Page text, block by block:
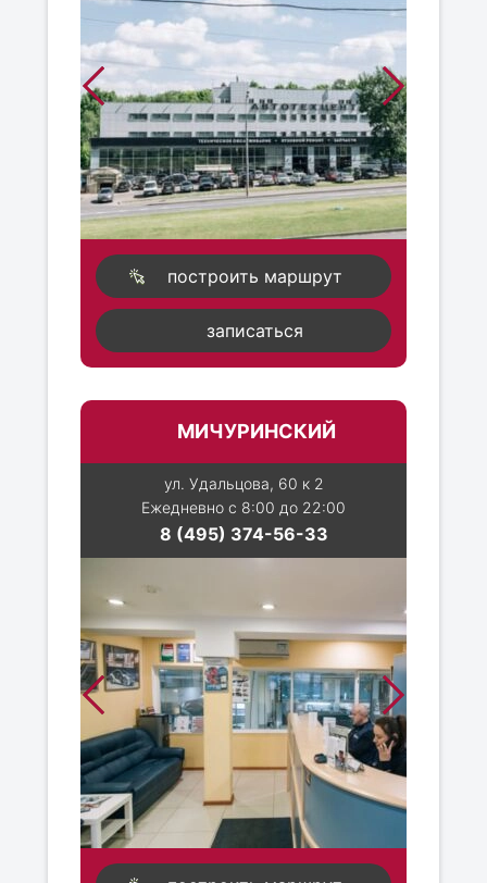
построить маршрут
записаться
МИЧУРИНСКИЙ
ул. Удальцова, 60 к 2
Ежедневно с 8:00 до 22:00
8 (495) 374-56-33